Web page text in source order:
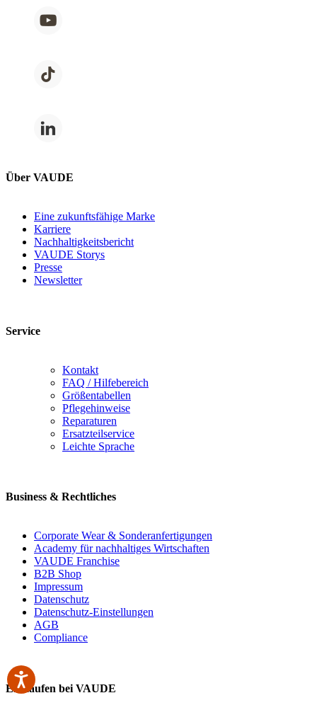
Über VAUDE
Eine zukunftsfähige Marke
Karriere
Nachhaltigkeitsbericht
VAUDE Storys
Presse
Newsletter
Service
Kontakt
FAQ / Hilfebereich
Größentabellen
Pflegehinweise
Reparaturen
Ersatzteilservice
Leichte Sprache
Business & Rechtliches
Corporate Wear & Sonderanfertigungen
Academy für nachhaltiges Wirtschaften
VAUDE Franchise
B2B Shop
Impressum
Datenschutz
Datenschutz-Einstellungen
AGB
Compliance
Einkaufen bei VAUDE